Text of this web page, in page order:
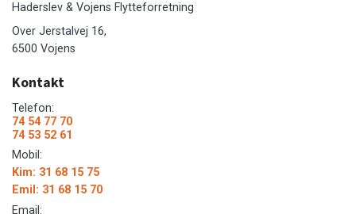
Haderslev & Vojens Flytteforretning
Over Jerstalvej 16,
6500 Vojens
Kontakt
Telefon:
74 54 77 70
74 53 52 61
Mobil:
Kim: 31 68 15 75
Emil: 31 68 15 70
Email: